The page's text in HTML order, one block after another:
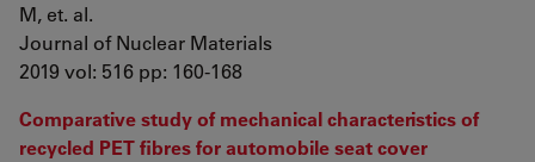
M, et. al.
Journal of Nuclear Materials
2019 vol: 516 pp: 160-168
Comparative study of mechanical characteristics of
recycled PET fibres for automobile seat cover